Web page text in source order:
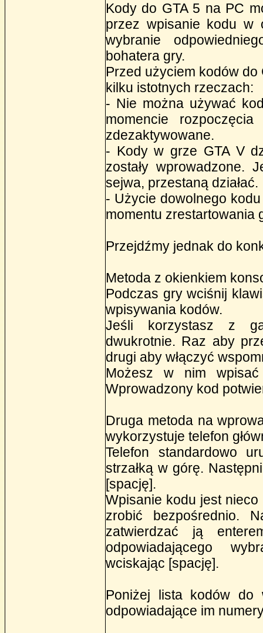
Kody do GTA 5 na PC
przez wpisanie kodu w
wybranie
bohatera gry.
Przed użyciem kodów
kilku istotnych rzeczach:
- Nie można używać
momencie
zdezaktywowane.
- Kody w grze GTA V
zostały wprowadzone.
sejwa, przestaną działać.
- Użycie dowolnego
momentu zrestartowania
Przejdźmy jednak do
Metoda z okienkiem
Podczas gry wciśnij
wpisywania kodów.
Jeśli korzystasz z
dwukrotnie. Raz aby
drugi aby włączyć
Możesz w nim
Wprowadzony kod
Druga metoda na
wykorzystuje telefon
Telefon standardowo
strzałką w górę.
[spację].
Wpisanie kodu jest nieco
zrobić bezpośrednio.
zatwierdzać ją
odpowiadającego
wciskając [spację].
Poniżej lista kodów do
odpowiadające im